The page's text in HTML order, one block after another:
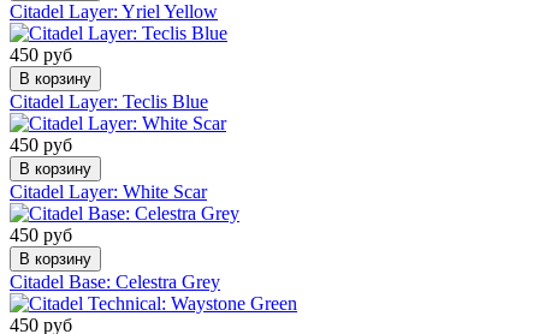
Citadel Layer: Yriel Yellow
450 руб
В корзину
Citadel Layer: Teclis Blue
450 руб
В корзину
Citadel Layer: White Scar
450 руб
В корзину
Citadel Base: Celestra Grey
450 руб